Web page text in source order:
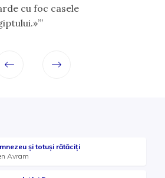
cu foc casele
și totuși rătăciți
Avram